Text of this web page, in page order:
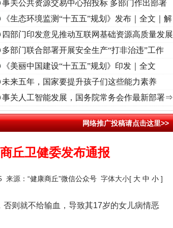
强纪律..·[视频]牢记初心使命 奋进复兴征程丨“转折之城”激荡..
事关公共资源交易中心招投标 多部门作出部署
《生态环境监测“十五五”规划》发布｜全文｜解
读
四部门印发意见推动互联网基础资源高质量发展
多部门联合部署开展安全生产“打非治违”工作
《美丽中国建设“十五五”规划》印发｜全文
未来五年，国家要提升孩子们这些能力素养
事关人工智能发展，国务院常务会作最新部署⇒
网络推广投稿请点击这里>>
丘卫健委发布通报
来源： “健康商丘”微信公众号 字体大小[ 大 中 小 ]
则就不给输血，导致其17岁的女儿病情恶